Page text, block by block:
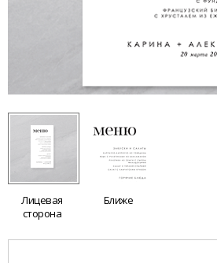
Лицевая
сторона
Ближе